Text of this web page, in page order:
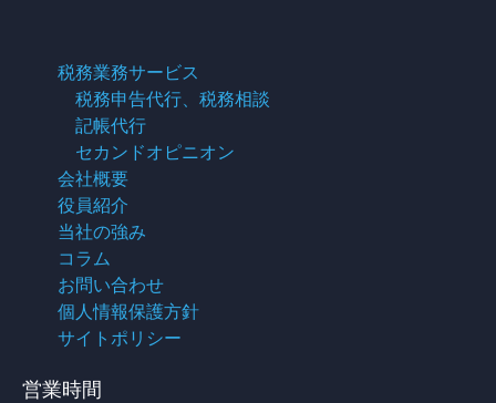
税務業務サービス
税務申告代行、税務相談
記帳代行
セカンドオピニオン
会社概要
役員紹介
当社の強み
コラム
お問い合わせ
個人情報保護方針
サイトポリシー
営業時間